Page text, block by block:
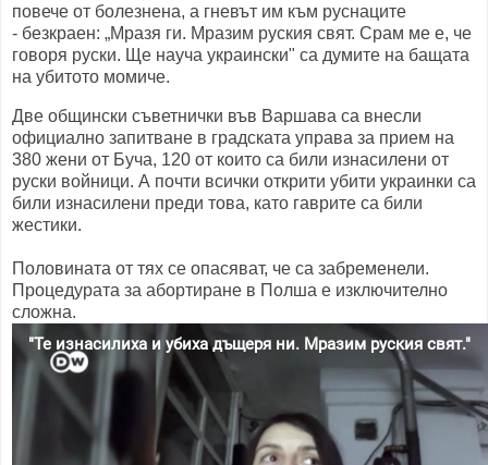
повече от болезнена, а гневът им към руснаците
- безкраен: „Мразя ги. Мразим руския свят. Срам ме е, че
говоря руски. Ще науча украински" са думите на бащата
на убитото момиче.
Две общински съветнички във Варшава са внесли
официално запитване в градската управа за прием на
380 жени от Буча, 120 от които са били изнасилени от
руски войници. А почти всички открити убити украинки са
били изнасилени преди това, като гаврите са били
жестики.
Половината от тях се опасяват, че са забременели.
Процедурата за абортиране в Полша е изключително
сложна.